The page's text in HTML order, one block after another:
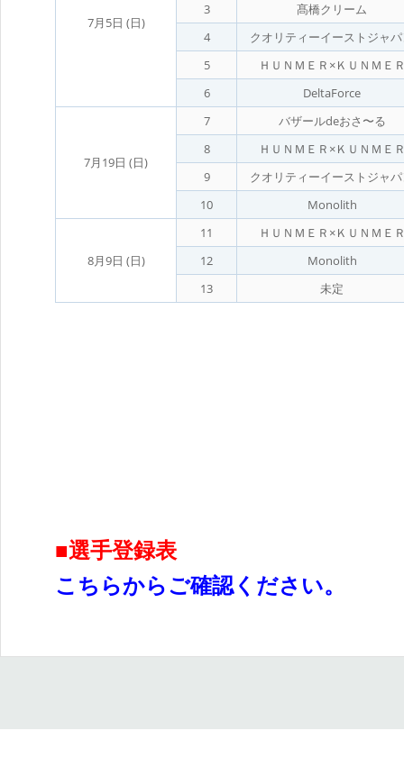
7月5日 (日)
3
髙橋クリーム
4
クオリティーイーストジャ
5
ＨＵＮＭＥＲ×ＫＵＮＭＥ
6
DeltaForce
7月19日 (日)
7
バザールdeおさ〜る
8
ＨＵＮＭＥＲ×ＫＵＮＭＥ
9
クオリティーイーストジャ
10
Monolith
8月9日 (日)
11
ＨＵＮＭＥＲ×ＫＵＮＭＥ
12
Monolith
13
未定
■選手登録表
こちらからご確認ください。